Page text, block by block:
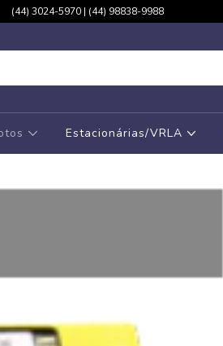
(44) 3024-5970 | (44) 98838-9988
Estacionárias/VRLA